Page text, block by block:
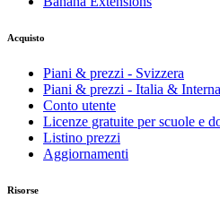
Acquisto
Piani & prezzi - Svizzera
Piani & prezzi - Italia &
Conto utente
Licenze gratuite per scuole e
Listino prezzi
Aggiornamenti
Risorse